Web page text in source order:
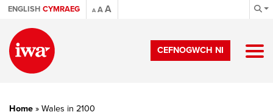
ENGLISH CYMRAEG A AA
CEFNOGWCH NI
Home » Wales in 2100